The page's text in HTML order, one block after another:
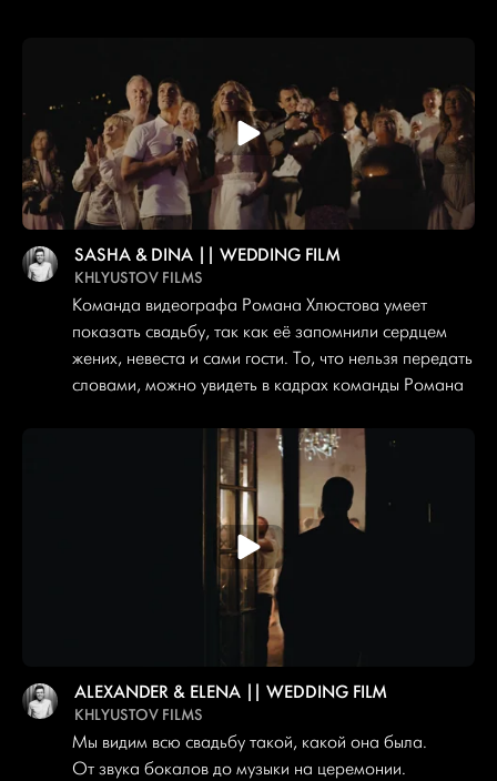
SASHA & DINA || WEDDING FILM
KHLYUSTOV FILMS
Команда видеографа Романа Хлюстова умеет
показать свадьбу, так как её запомнили сердцем
жених, невеста и сами гости. То, что нельзя передать
словами, можно увидеть в кадрах команды Романа
ALEXANDER & ELENA || WEDDING FILM
KHLYUSTOV FILMS
Мы видим всю свадьбу такой, какой она была.
От звука бокалов до музыки на церемонии.